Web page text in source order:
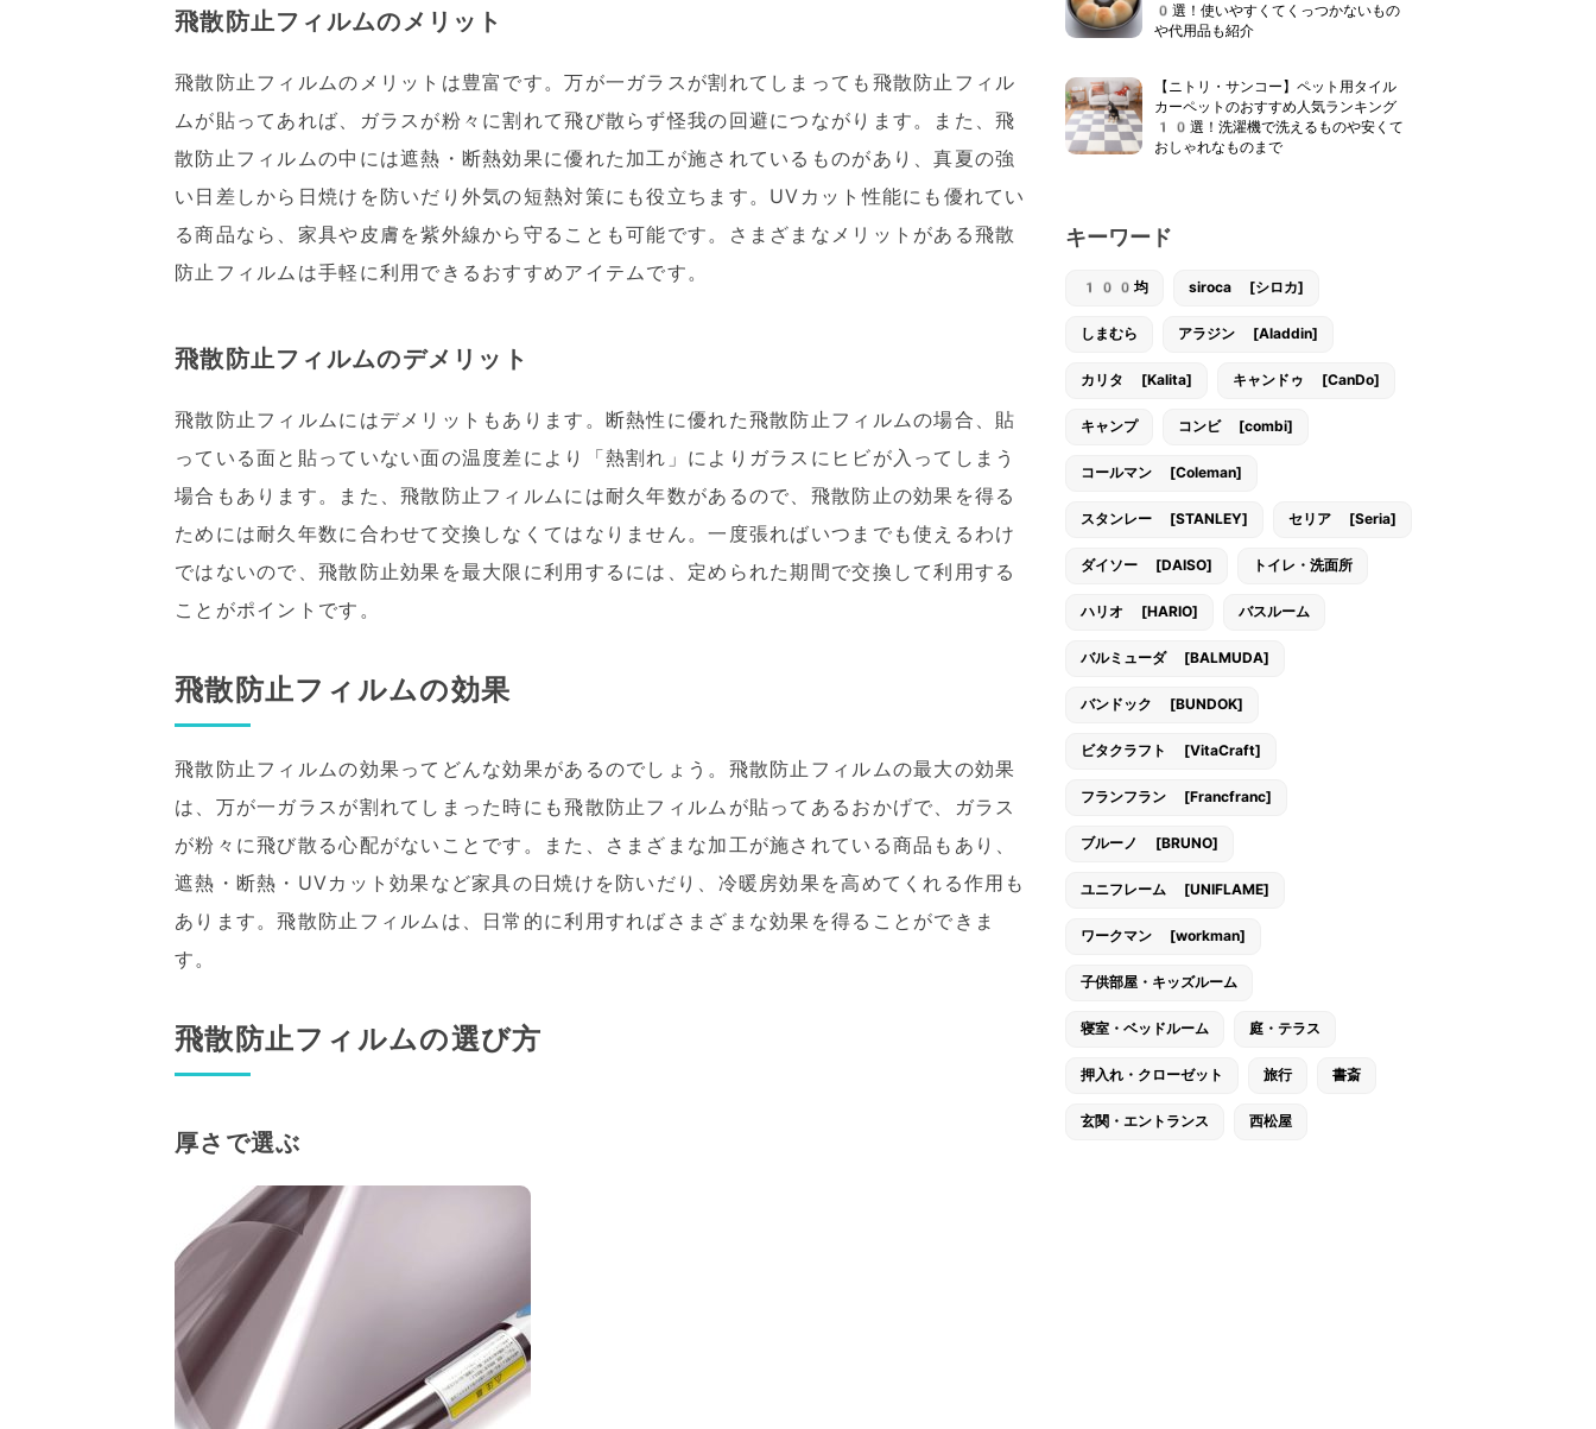
飛散防止フィルムのメリット
飛散防止フィルムのメリットは豊富です。万が一ガラスが割れてしまっても飛散防止フィル
ムが貼ってあれば、ガラスが粉々に割れて飛び散らず怪我の回避につながります。また、飛
散防止フィルムの中には遮熱・断熱効果に優れた加工が施されているものがあり、真夏の強
い日差しから日焼けを防いだり外気の短熱対策にも役立ちます。UVカット性能にも優れてい
る商品なら、家具や皮膚を紫外線から守ることも可能です。さまざまなメリットがある飛散
防止フィルムは手軽に利用できるおすすめアイテムです。
飛散防止フィルムのデメリット
飛散防止フィルムにはデメリットもあります。断熱性に優れた飛散防止フィルムの場合、貼
っている面と貼っていない面の温度差により「熱割れ」によりガラスにヒビが入ってしまう
場合もあります。また、飛散防止フィルムには耐久年数があるので、飛散防止の効果を得る
ためには耐久年数に合わせて交換しなくてはなりません。一度張ればいつまでも使えるわけ
ではないので、飛散防止効果を最大限に利用するには、定められた期間で交換して利用する
ことがポイントです。
飛散防止フィルムの効果
飛散防止フィルムの効果ってどんな効果があるのでしょう。飛散防止フィルムの最大の効果
は、万が一ガラスが割れてしまった時にも飛散防止フィルムが貼ってあるおかげで、ガラス
が粉々に飛び散る心配がないことです。また、さまざまな加工が施されている商品もあり、
遮熱・断熱・UVカット効果など家具の日焼けを防いだり、冷暖房効果を高めてくれる作用も
あります。飛散防止フィルムは、日常的に利用すればさまざまな効果を得ることができま
す。
飛散防止フィルムの選び方
厚さで選ぶ
0選！使いやすくてくっつかないもの
や代用品も紹介
【ニトリ・サンコー】ペット用タイル
カーペットのおすすめ人気ランキング
10選！洗濯機で洗えるものや安くて
おしゃれなものまで
キーワード
100均 siroca [シロカ]
しまむら アラジン [Aladdin]
カリタ [Kalita] キャンドゥ [CanDo]
キャンプ コンビ [combi]
コールマン [Coleman]
スタンレー [STANLEY] セリア [Seria]
ダイソー [DAISO] トイレ・洗面所
ハリオ [HARIO] バスルーム
バルミューダ [BALMUDA]
バンドック [BUNDOK]
ビタクラフト [VitaCraft]
フランフラン [Francfranc]
ブルーノ [BRUNO]
ユニフレーム [UNIFLAME]
ワークマン [workman]
子供部屋・キッズルーム
寝室・ベッドルーム 庭・テラス
押入れ・クローゼット 旅行 書斎
玄関・エントランス 西松屋